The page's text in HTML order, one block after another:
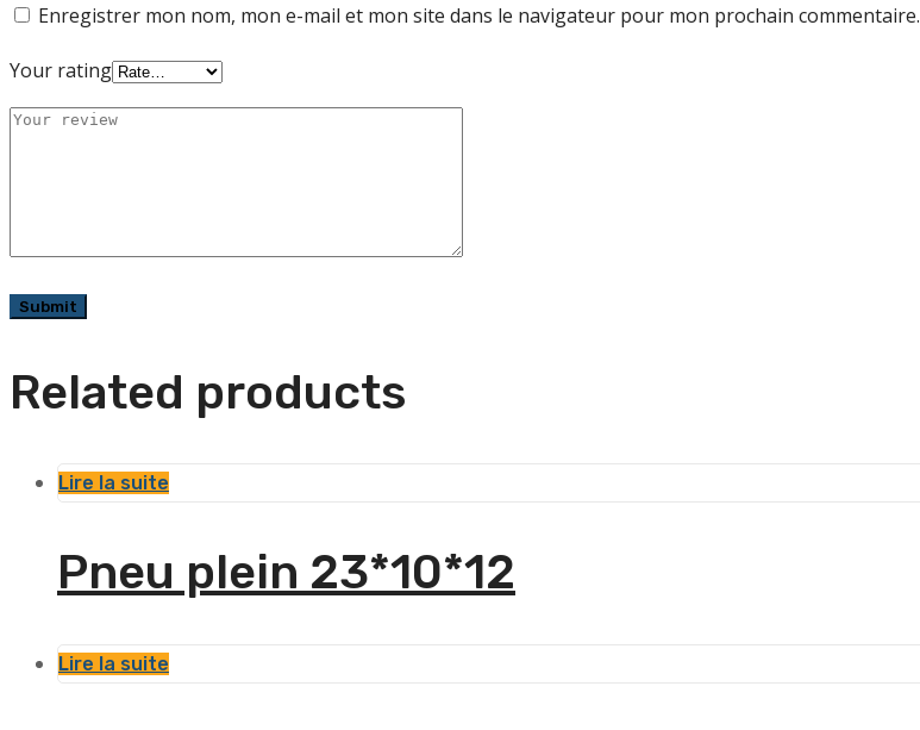
Enregistrer mon nom, mon e-mail et mon site dans le navigateur pour mon prochain commentaire.
Your rating
Related products
Lire la suite
Pneu plein 23*10*12
Lire la suite